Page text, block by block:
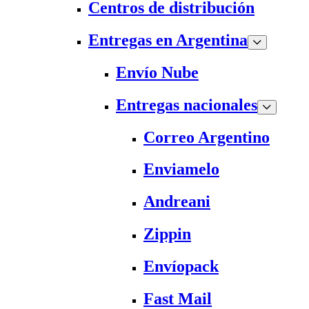
Centros de distribución
Entregas en Argentina
Envío Nube
Entregas nacionales
Correo Argentino
Enviamelo
Andreani
Zippin
Envíopack
Fast Mail